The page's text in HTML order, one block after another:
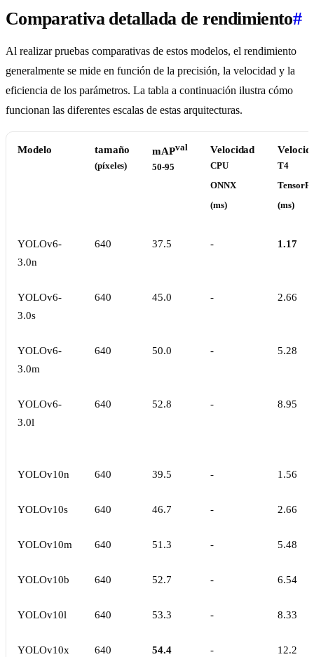
Comparativa detallada de rendimiento#
Al realizar pruebas comparativas de estos modelos, el rendimiento
generalmente se mide en función de la precisión, la velocidad y la
eficiencia de los parámetros. La tabla a continuación ilustra cómo
funcionan las diferentes escalas de estas arquitecturas.
Modelo tamaño
(píxeles)
mAPval
50-95
Velocidad
CPU
ONNX
(ms)
T4
(ms)
YOLOv6-
3.0n
640 37.5 - 1.17
YOLOv6-
3.0s
640 45.0 - 2.66
YOLOv6-
3.0m
640 50.0 - 5.28
YOLOv6-
3.0l
640 52.8 - 8.95
YOLOv10n 640 39.5 - 1.56
YOLOv10s 640 46.7 - 2.66
YOLOv10m 640 51.3 - 5.48
YOLOv10b 640 52.7 - 6.54
YOLOv10l 640 53.3 - 8.33
YOLOv10x 640 54.4 - 12.2